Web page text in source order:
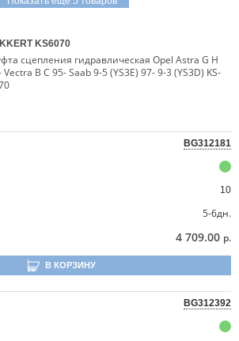
KS6070
сцепления гидравлическая Opel Astra G H
Vectra B C 95- Saab 9-5 (YS3E) 97- 9-3 (YS3D) KS-
BG312181
10
5-6дн.
4 709.00 р.
В КОРЗИНУ
BG312392